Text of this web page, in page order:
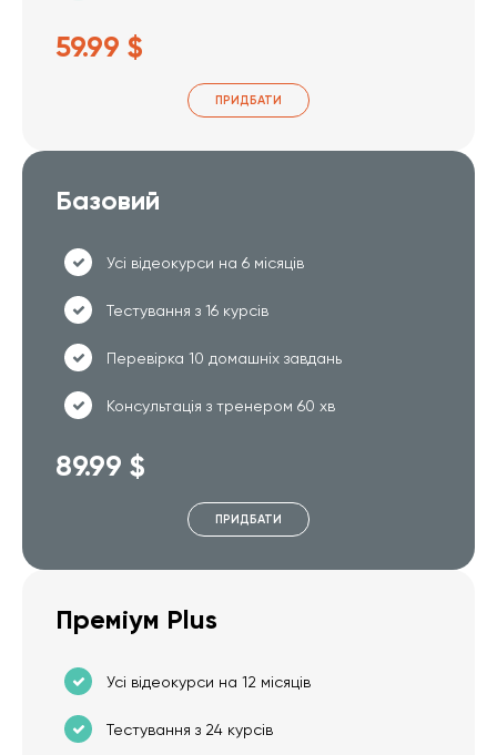
59.99 $
ПРИДБАТИ
Базовий
Усі відеокурси на 6 місяців
Тестування з 16 курсів
Перевірка 10 домашніх завдань
Консультація з тренером 60 хв
89.99 $
ПРИДБАТИ
Преміум Plus
Усі відеокурси на 12 місяців
Тестування з 24 курсів